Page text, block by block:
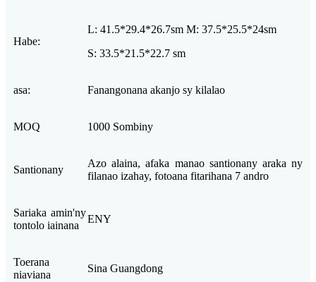
Habe:
L: 41.5*29.4*26.7sm M: 37.5*25.5*24sm
S: 33.5*21.5*22.7 sm
asa: Fanangonana akanjo sy kilalao
MOQ 1000 Sombiny
Santionany
Azo alaina, afaka manao santionany araka ny
filanao izahay, fotoana fitarihana 7 andro
Sariaka amin'ny
tontolo iainana
ENY
Toerana
niaviana
Sina Guangdong